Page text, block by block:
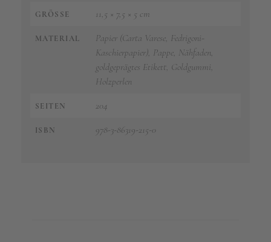
GRÖSSE 11,5 × 7,5 × 5 cm
MATERIAL
Papier (Carta Varese, Fedrigoni-
Kaschierpapier), Pappe, Nähfaden,
goldgeprägtes Etikett, Goldgummi,
Holzperlen
SEITEN 204
ISBN 978-3-86319-215-0